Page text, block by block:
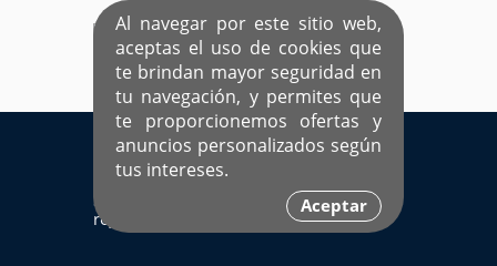
Al navegar por este sitio web,
aceptas el uso de cookies que
te brindan mayor seguridad en
tu navegación, y permites que
te proporcionemos ofertas y
anuncios personalizados según
tus intereses.
Aceptar
EL ÚNICO SITIO DEDICADO A SOLTEROS
HISPANOS COMO TÚ
Ingresa aquí
Sí ya estás
registrado